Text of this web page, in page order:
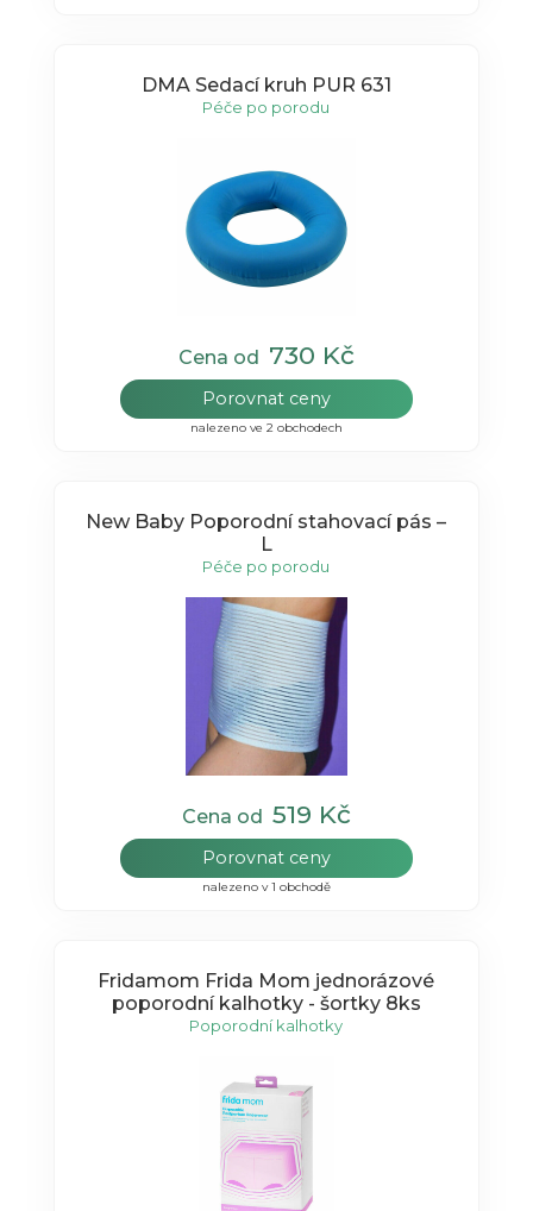
DMA Sedací kruh PUR 631
Péče po porodu
Cena od 730 Kč
Porovnat ceny
nalezeno ve 2 obchodech
New Baby Poporodní stahovací pás –
L
Péče po porodu
Cena od 519 Kč
Porovnat ceny
nalezeno v 1 obchodě
Fridamom Frida Mom jednorázové
poporodní kalhotky - šortky 8ks
Poporodní kalhotky